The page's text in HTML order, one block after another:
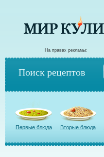
На правах рекламы:
Поиск рецептов
Первые блюда Вторые блюда